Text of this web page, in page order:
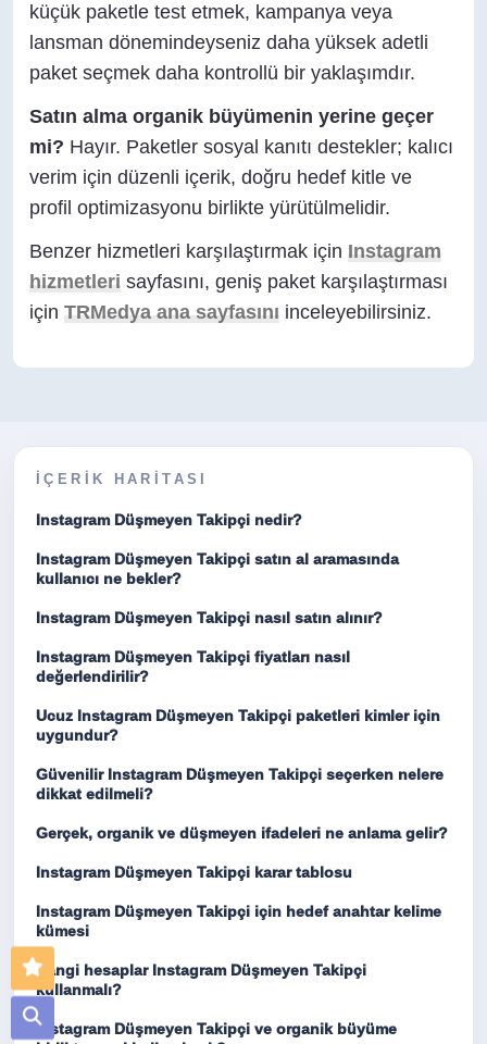
küçük paketle test etmek, kampanya veya
lansman dönemindeyseniz daha yüksek adetli
paket seçmek daha kontrollü bir yaklaşımdır.
Satın alma organik büyümenin yerine geçer
mi? Hayır. Paketler sosyal kanıtı destekler; kalıcı
verim için düzenli içerik, doğru hedef kitle ve
profil optimizasyonu birlikte yürütülmelidir.
Benzer hizmetleri karşılaştırmak için Instagram
hizmetleri sayfasını, geniş paket karşılaştırması
için TRMedya ana sayfasını inceleyebilirsiniz.
İÇERIK HARITASI
Instagram Düşmeyen Takipçi nedir?
Instagram Düşmeyen Takipçi satın al aramasında
kullanıcı ne bekler?
Instagram Düşmeyen Takipçi nasıl satın alınır?
Instagram Düşmeyen Takipçi fiyatları nasıl
değerlendirilir?
Ucuz Instagram Düşmeyen Takipçi paketleri kimler için
uygundur?
Güvenilir Instagram Düşmeyen Takipçi seçerken nelere
dikkat edilmeli?
Gerçek, organik ve düşmeyen ifadeleri ne anlama gelir?
Instagram Düşmeyen Takipçi karar tablosu
Instagram Düşmeyen Takipçi için hedef anahtar kelime
kümesi
Hangi hesaplar Instagram Düşmeyen Takipçi
kullanmalı?
Instagram Düşmeyen Takipçi ve organik büyüme